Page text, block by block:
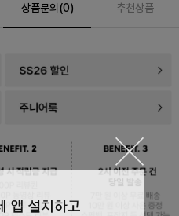
상품문의(0) 추천상품